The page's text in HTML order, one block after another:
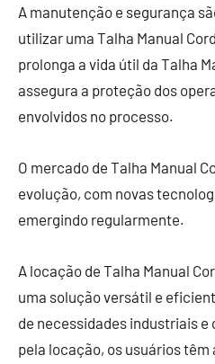
A manutenção e segurança
utilizar uma Talha Manual
prolonga a vida útil da Talha
assegura a proteção dos
envolvidos no processo.
O mercado de Talha Manual
evolução, com novas
emergindo regularmente.
A locação de Talha Manual
uma solução versátil e
de necessidades industriais
pela locação, os usuários